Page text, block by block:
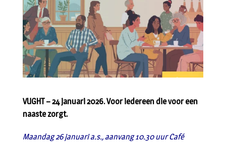
VUGHT – 24 januari 2026. Voor iedereen die voor een
naaste zorgt.
Maandag 26 januari a.s., aanvang 10.30 uur Café